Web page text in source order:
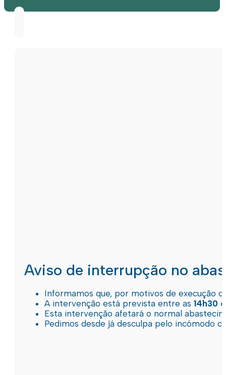
Aviso de interrupção no
Informamos que, por motivos de execução
A intervenção está prevista entre as 14h30
Esta intervenção afetará o normal
Pedimos desde já desculpa pelo incómodo